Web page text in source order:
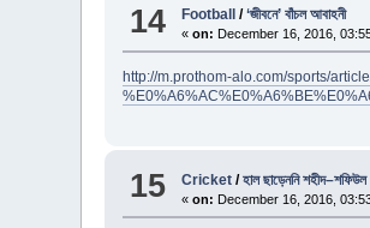
14 Football /‘জীবনে’ বাঁচল আবাহনী
«on: December 16, 2016,
http://m.prothom-alo.com/sports/
15 Cricket /হাল ছাড়েননি শহীদ–শফিউল
«on: December 16, 2016,